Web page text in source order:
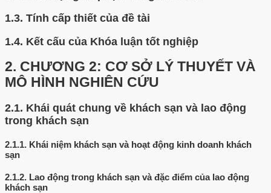
1.3. Tính cấp thiết của đề tài
1.4. Kết cấu của Khóa luận tốt nghiệp
2. CHƯƠNG 2: CƠ SỞ LÝ THUYẾT VÀ
MÔ HÌNH NGHIÊN CỨU
2.1. Khái quát chung về khách sạn và lao động
trong khách sạn
2.1.1. Khái niệm khách sạn và hoạt động kinh doanh khách
sạn
2.1.2. Lao động trong khách sạn và đặc điểm của lao động
khách sạn